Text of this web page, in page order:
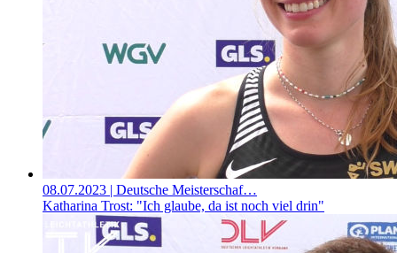
08.07.2023 | Deutsche Meisterschaf…
Katharina Trost: "Ich glaube, da ist noch viel drin"